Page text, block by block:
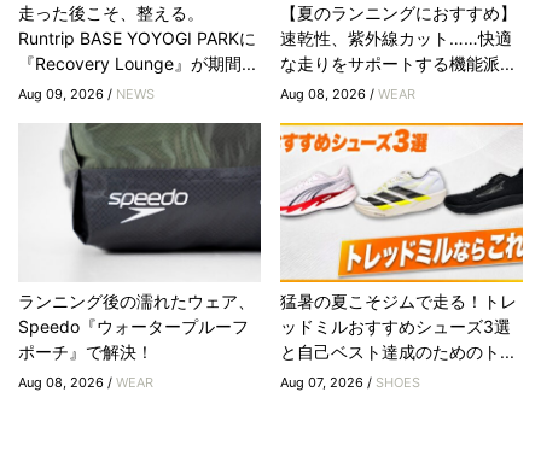
走った後こそ、整える。
Runtrip BASE YOYOGI PARKに
『Recovery Lounge』が期間...
Aug 09, 2026 / NEWS
【夏のランニングにおすすめ】
速乾性、紫外線カット……快適
な走りをサポートする機能派...
Aug 08, 2026 /WEAR
ランニング後の濡れたウェア、
Speedo『ウォータープルーフ
ポーチ』で解決！
Aug 08, 2026 / WEAR
猛暑の夏こそジムで走る！トレ
ッドミルおすすめシューズ3選
と自己ベスト達成のためのト...
Aug 07, 2026 / SHOES